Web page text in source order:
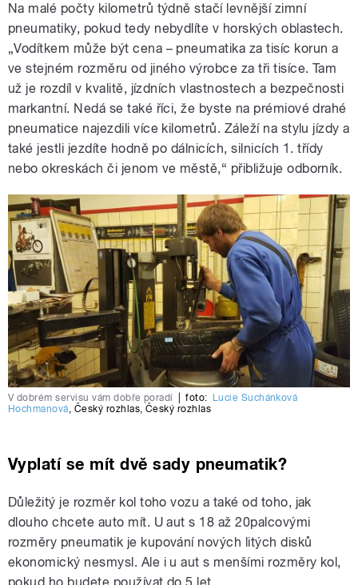
Na malé počty kilometrů týdně stačí levnější zimní
pneumatiky, pokud tedy nebydlíte v horských oblastech.
„Vodítkem může být cena – pneumatika za tisíc korun a
ve stejném rozměru od jiného výrobce za tři tisíce. Tam
už je rozdíl v kvalitě, jízdních vlastnostech a bezpečnosti
markantní. Nedá se také říci, že byste na prémiové drahé
pneumatice najezdili více kilometrů. Záleží na stylu jízdy a
také jestli jezdíte hodně po dálnicích, silnicích 1. třídy
nebo okreskách či jenom ve městě,“ přibližuje odborník.
V dobrém servisu vám dobře poradí foto:
Lucie Suchánková
Hochmanová, Český rozhlas, Český rozhlas
Vyplatí se mít dvě sady pneumatik?
Důležitý je rozměr kol toho vozu a také od toho, jak
dlouho chcete auto mít. U aut s 18 až 20palcovými
rozměry pneumatik je kupování nových litých disků
ekonomický nesmysl. Ale i u aut s menšími rozměry kol,